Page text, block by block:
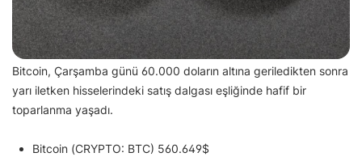
Bitcoin, Çarşamba günü 60.000 doların altına geriledikten sonra
yarı iletken hisselerindeki satış dalgası eşliğinde hafif bir
toparlanma yaşadı.
Bitcoin (CRYPTO: BTC) 560.649$